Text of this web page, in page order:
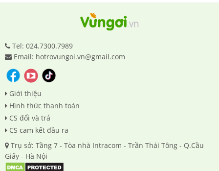
Tel: 024.7300.7989
Email: hotrovungoi.vn@gmail.com
Giới thiệu
Hình thức thanh toán
CS đổi và trả
CS cam kết đầu ra
Trụ sở: Tầng 7 - Tòa nhà Intracom - Trần Thái Tông - Q.Cầu
Giấy - Hà Nội